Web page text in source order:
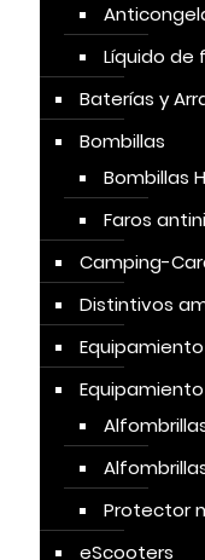
Líquido de
Baterías y
Bombillas
Bombillas
Faros
Camping-
Distintivos
Protector
eScooters